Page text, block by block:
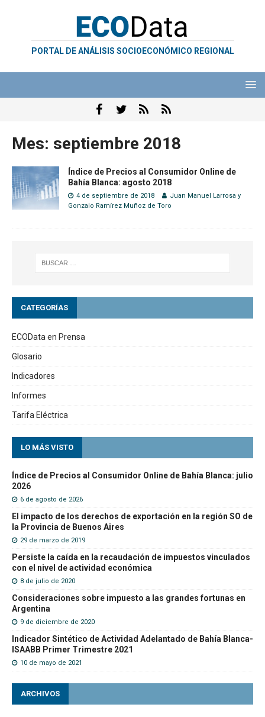
PORTAL DE ANÁLISIS SOCIOECONÓMICO REGIONAL
Mes: septiembre 2018
Índice de Precios al Consumidor Online de
Bahía Blanca: agosto 2018
4 de septiembre de 2018 Juan Manuel Larrosa y
Gonzalo Ramírez Muñoz de Toro
CATEGORÍAS
ECOData en Prensa
Glosario
Indicadores
Informes
Tarifa Eléctrica
LO MÁS VISTO
Índice de Precios al Consumidor Online de Bahía Blanca: julio
2026
6 de agosto de 2026
El impacto de los derechos de exportación en la región SO de
la Provincia de Buenos Aires
29 de marzo de 2019
Persiste la caída en la recaudación de impuestos vinculados
con el nivel de actividad económica
8 de julio de 2020
Consideraciones sobre impuesto a las grandes fortunas en
Argentina
9 de diciembre de 2020
Indicador Sintético de Actividad Adelantado de Bahía Blanca-
ISAABB Primer Trimestre 2021
10 de mayo de 2021
ARCHIVOS